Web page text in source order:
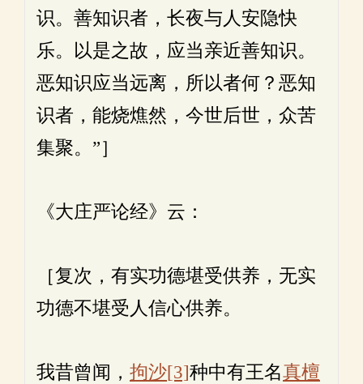
识。善知识者，长夜与人安隐快
乐。以是之故，应当亲近善知识。
恶知识应当远离，所以者何？恶知
识者，能烧燋然，今世后世，众苦
集聚。”］
《大庄严论经》云：
［复次，有实功德堪受供养，无实
功德不堪受人信心供养。
我昔曾闻， 拘沙[3]种中有王名真檀